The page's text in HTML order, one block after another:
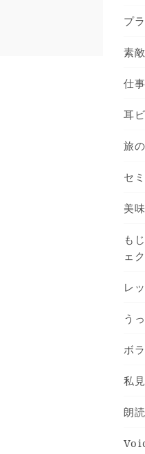
プ
素
仕
耳
旅
セ
美
も
ェ
レ
う
ボ
私
朗